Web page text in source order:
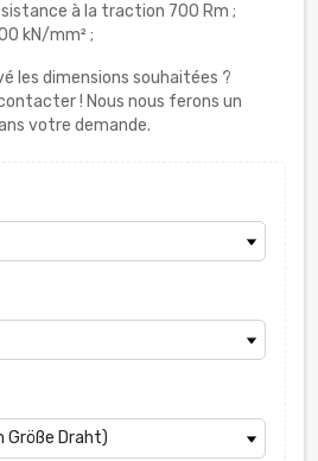
à la traction 700 Rm ;
kN/mm² ;
les dimensions souhaitées ?
! Nous nous ferons un
votre demande.